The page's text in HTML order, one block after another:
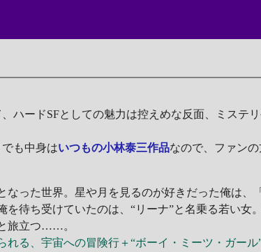
ハードSFとしての魅力は控えめな反面、ミステ
も中身はいつもの小林泰三作品なので、ファンの
った世界。星や月を見るのが好きだった俺は、
を待ち受けていたのは、“リーナ”と名乗る若い女
旅立つ……。
る、宇宙への冒険行＋“ボーイ・ミーツ・ガール